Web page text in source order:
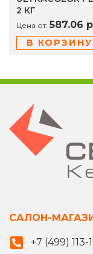
2 КГ
Цена от: 587.06 р
В КОРЗИНУ
САЛОН-
+7 (499) 113-